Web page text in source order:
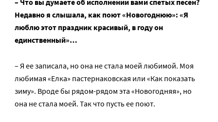
– Что вы думаете об исполнении вами спетых песен?
Недавно я слышала, как поют «Новогоднюю»: «Я
люблю этот праздник красивый, в году он
единственный»…
– Я ее записала, но она не стала моей любимой. Моя
любимая «Елка» пастернаковская или «Как показать
зиму». Вроде бы рядом-рядом эта «Новогодняя», но
она не стала моей. Так что пусть ее поют.